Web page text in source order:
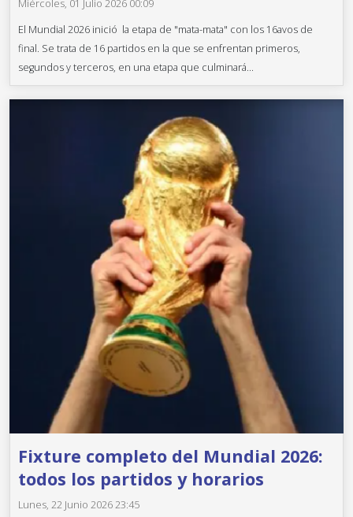
Miércoles, 01 Julio 2026 00:09
El Mundial 2026 inició la etapa de "mata-mata" con los 16avos de
final. Se trata de 16 partidos en la que se enfrentan primeros,
segundos y terceros, en una etapa que culminará...
Fixture completo del Mundial 2026:
todos los partidos y horarios
Lunes, 22 Junio 2026 23:45